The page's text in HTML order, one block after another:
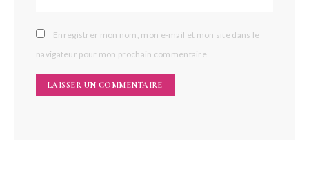
Enregistrer mon nom, mon e-mail et mon site dans le
navigateur pour mon prochain commentaire.